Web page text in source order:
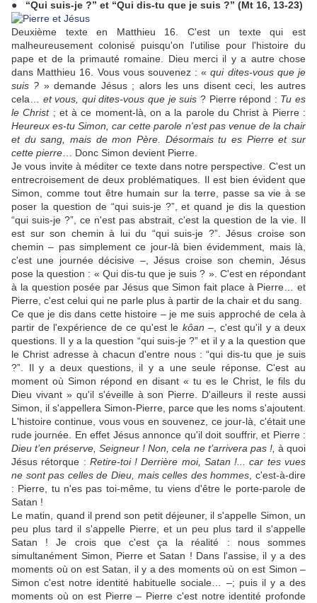
● “Qui suis-je ?” et “Qui dis-tu que je suis ?” (Mt 16, 13-23)
Deuxième texte en Matthieu 16. C'est un texte qui est
malheureusement colonisé puisqu'on l'utilise pour l'histoire du
pape et de la primauté romaine. Dieu merci il y a autre chose
dans Matthieu 16. Vous vous souvenez : «qui dites-vous que je
suis ? » demande Jésus ; alors les uns disent ceci, les autres
cela… et vous, qui dites-vous que je suis ? Pierre répond : Tu es
le Christ; et à ce moment-là, on a la parole du Christ à Pierre :
Heureux es-tu Simon, car cette parole n'est pas venue de la chair
et du sang, mais de mon Père. Désormais tu es Pierre et sur
cette pierre … Donc Simon devient Pierre.
Je vous invite à méditer ce texte dans notre perspective. C'est un
entrecroisement de deux problématiques. Il est bien évident que
Simon, comme tout être humain sur la terre, passe sa vie à se
poser la question de “qui suis-je ?”, et quand je dis la question
“qui suis-je ?”, ce n'est pas abstrait, c'est la question de la vie. Il
est sur son chemin à lui du “qui suis-je ?”. Jésus croise son
chemin – pas simplement ce jour-là bien évidemment, mais là,
c'est une journée décisive –, Jésus croise son chemin, Jésus
pose la question : « Qui dis-tu que je suis ? ». C'est en répondant
à la question posée par Jésus que Simon fait place à Pierre… et
Pierre, c'est celui qui ne parle plus à partir de la chair et du sang.
Ce que je dis dans cette histoire – je me suis approché de cela à
partir de l'expérience de ce qu'est le kôan –, c'est qu'il y a deux
questions. Il y a la question “qui suis-je ?” et il y a la question que
le Christ adresse à chacun d'entre nous : “qui dis-tu que je suis
?”. Il y a deux questions, il y a une seule réponse. C'est au
moment où Simon répond en disant « tu es le Christ, le fils du
Dieu vivant » qu'il s'éveille à son Pierre. D'ailleurs il reste aussi
Simon, il s'appellera Simon-Pierre, parce que les noms s'ajoutent.
L'histoire continue, vous vous en souvenez, ce jour-là, c'était une
rude journée. En effet Jésus annonce qu'il doit souffrir, et Pierre :
Dieu t’en préserve, Seigneur ! Non, cela ne t’arrivera pas !, à quoi
Jésus rétorque : Retire-toi ! Derrière moi, Satan !... car tes vues
ne sont pas celles de Dieu, mais celles des hommes , c'est-à-dire
: Pierre, tu n'es pas toi-même, tu viens d'être le porte-parole de
Satan !
Le matin, quand il prend son petit déjeuner, il s'appelle Simon, un
peu plus tard il s'appelle Pierre, et un peu plus tard il s'appelle
Satan ! Je crois que c'est ça la réalité : nous sommes
simultanément Simon, Pierre et Satan ! Dans l'assise, il y a des
moments où on est Satan, il y a des moments où on est Simon –
Simon c'est notre identité habituelle sociale… –; puis il y a des
moments où on est Pierre – Pierre c'est notre identité profonde